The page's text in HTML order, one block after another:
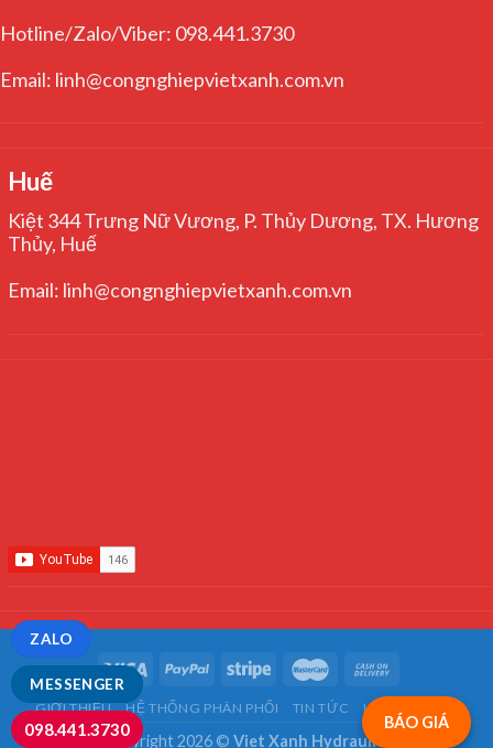
Hotline/Zalo/Viber: 098.441.3730
Email: linh@congnghiepvietxanh.com.vn
Huế
Kiệt 344 Trưng Nữ Vương, P. Thủy Dương, TX. Hương
Thủy, Huế
Email: linh@congnghiepvietxanh.com.vn
BÁO GIÁ
GIỚI THIỆU HỆ THỐNG PHÂN PHỐI TIN TỨC LIÊN HỆ
Copyright 2026 © Viet Xanh Hydraulics
MESSENGER
ZALO
098.441.3730